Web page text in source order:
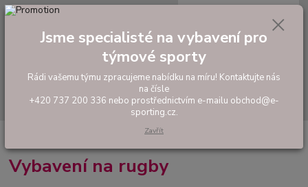
Hledat
tel: +420 737 200 336
0,00 Kč
Vybavení na rugby
Jsme specialisté na vybavení pro
týmové sporty
Rádi vašemu týmu zpracujeme nabídku na míru! Kontaktujte nás
na čísle
+420 737 200 336 nebo prostřednictvím e-mailu obchod@e-
sporting.cz.
Zavřít